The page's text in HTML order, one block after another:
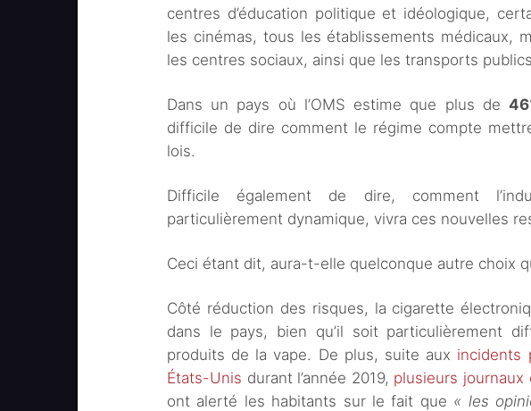
centres d’éducation politique et idéologique,
les cinémas, tous les établissements médicaux,
les centres sociaux, ainsi que les transports
Dans un pays où l’OMS estime que plus de
difficile de dire comment le régime compte
lois.
Difficile également de dire, comment
particulièrement dynamique, vivra ces nouvelles
Ceci étant dit, aura-t-elle quelconque autre choix
Côté réduction des risques, la cigarette
dans le pays, bien qu’il soit particulièrement
produits de la vape. De plus, suite aux incidents
États-Unis durant l’année 2019, plusieurs journaux
ont alerté les habitants sur le fait que « les